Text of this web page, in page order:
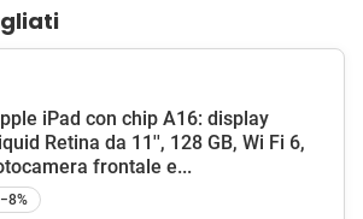
iPad con chip A16: display
Retina da 11'', 128 GB, Wi Fi 6,
frontale e...
−8%